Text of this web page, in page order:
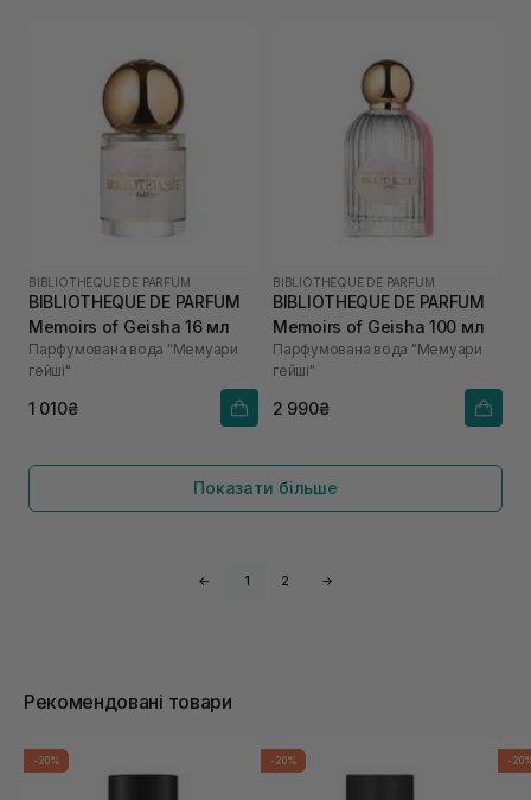
BIBLIOTHEQUE DE PARFUM
BIBLIOTHEQUE DE PARFUM
Memoirs of Geisha 16 мл
Парфумована вода "Мемуари
гейші"
1 010₴
BIBLIOTHEQUE DE PARFUM
BIBLIOTHEQUE DE PARFUM
Memoirs of Geisha 100 мл
Парфумована вода "Мемуари
гейші"
2 990₴
Показати більше
← 1 2 →
Рекомендовані товари
-20% -20% -